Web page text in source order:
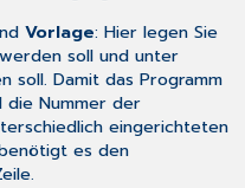
Vorlage: Hier legen Sie
soll und unter
soll. Damit das Programm
die Nummer der
eingerichteten
es den